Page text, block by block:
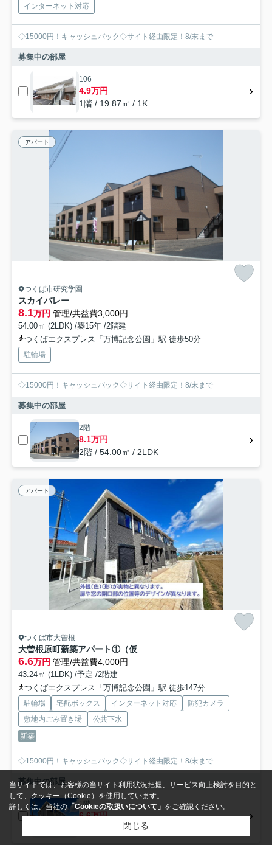
インターネット対応
◇15000円！キャッシュバック◇サイト経由限定！8/末まで
募集中の部屋
106
4.9万円
1階 / 19.87㎡ / 1K
アパート
つくば市研究学園
スカイバレー
8.1万円 管理/共益費3,000円
54.00㎡ (2LDK) /築15年 /2階建
つくばエクスプレス「万博記念公園」駅 徒歩50分
駐輪場
◇15000円！キャッシュバック◇サイト経由限定！8/末まで
募集中の部屋
2階
8.1万円
2階 / 54.00㎡ / 2LDK
アパート
つくば市大曽根
大曽根原町新築アパート①（仮
6.6万円 管理/共益費4,000円
43.24㎡ (1LDK) /予定 /2階建
つくばエクスプレス「万博記念公園」駅 徒歩147分
駐輪場 宅配ボックス インターネット対応
防犯カメラ
敷地内ごみ置き場
公共下水
新築
◇15000円！キャッシュバック◇サイト経由限定！8/末まで
募集中の部屋
1階
6.6万円
1階 / 43.24㎡ / 1LDK
当サイトでは、お客様の当サイト利用状況把握、サービス向上検討を目的と
して、クッキー（Cookie）を使用しています。
詳しくは、当社の「Cookieの取扱いについて」 をご確認ください。
閉じる